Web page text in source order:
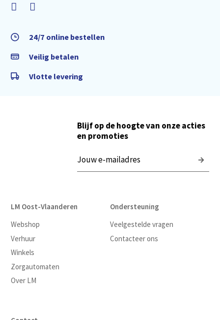
24/7 online bestellen
Veilig betalen
Vlotte levering
Blijf op de hoogte van onze acties
en promoties
LM Oost-Vlaanderen
Webshop
Verhuur
Winkels
Zorgautomaten
Over LM
Ondersteuning
Veelgestelde vragen
Contacteer ons